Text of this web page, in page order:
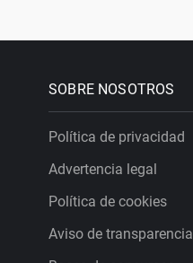
SOBRE NOSOTROS
Política de privacidad
Advertencia legal
Política de cookies
Aviso de transparencia